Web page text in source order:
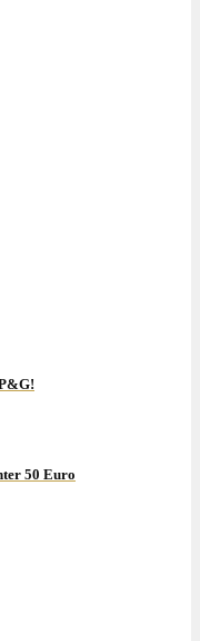
50 Euro